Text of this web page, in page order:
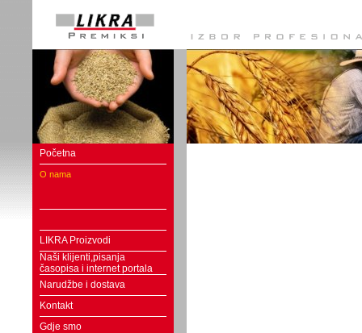
Početna
O nama
LIKRA Proizvodi
Naši klijenti,pisanja
časopisa i internet portala
Narudžbe i dostava
Kontakt
Gdje smo